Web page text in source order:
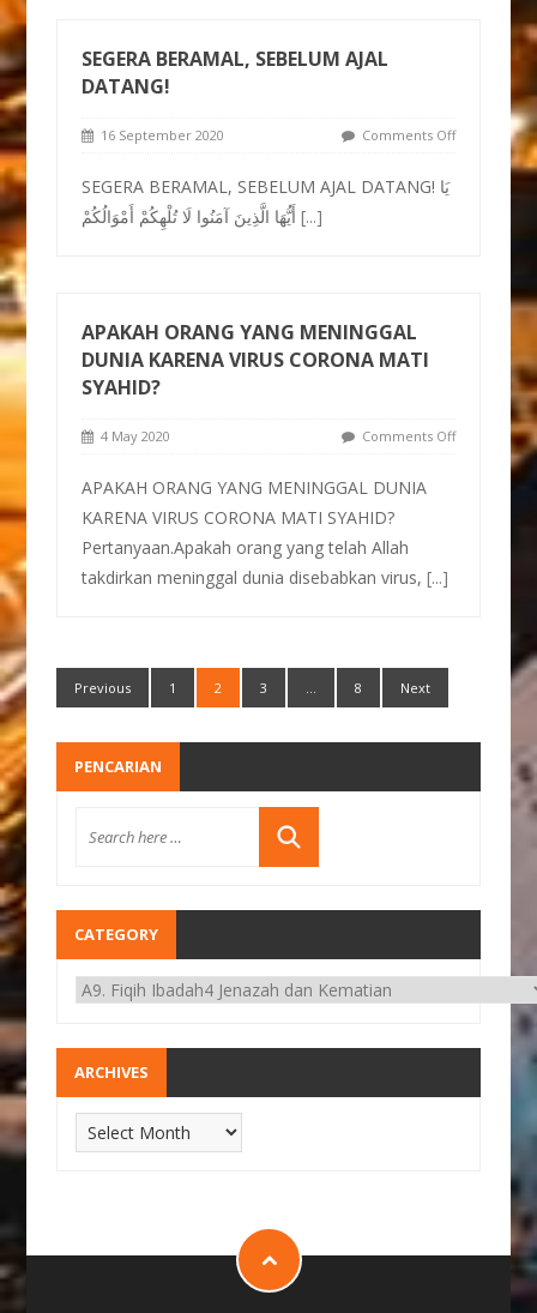
SEGERA BERAMAL, SEBELUM AJAL
DATANG!
16 September 2020 Comments Off
SEGERA BERAMAL, SEBELUM AJAL DATANG! يَا
أَيُّهَا الَّذِينَ آمَنُوا لَا تُلْهِكُمْ أَمْوَالُكُمْ[...]
APAKAH ORANG YANG MENINGGAL
DUNIA KARENA VIRUS CORONA MATI
SYAHID?
4 May 2020 Comments Off
APAKAH ORANG YANG MENINGGAL DUNIA
KARENA VIRUS CORONA MATI SYAHID?
Pertanyaan.Apakah orang yang telah Allah
takdirkan meninggal dunia disebabkan virus,[...]
Previous 1 2 3 … 8 Next
PENCARIAN
CATEGORY
ARCHIVES